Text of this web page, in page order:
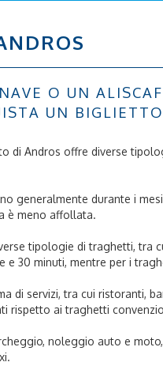
O UN
UN BIGLIETTO
Andros offre diverse
generalmente durante i
è meno affollata.
tipologie di traghetti,
30 minuti, mentre per i
di servizi, tra cui ristoranti,
rispetto ai traghetti
noleggio auto e